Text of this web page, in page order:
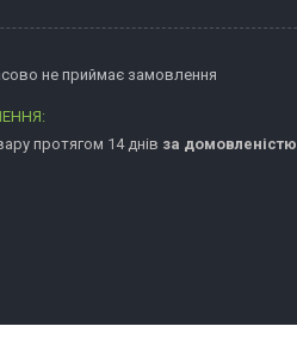
не приймає замовлення
протягом 14 днів за домовленістю